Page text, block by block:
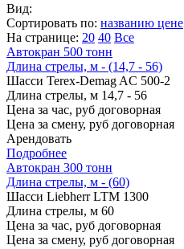
Вид:
Сортировать по: названию цене
На странице: 20 40 Все
Автокран 500 тонн
Длина стрелы, м - (14,7 - 56)
Шасси Terex-Demag AC 500-2
Длина стрелы, м 14,7 - 56
Цена за час, руб договорная
Цена за смену, руб договорная
Арендовать
Подробнее
Автокран 300 тонн
Длина стрелы, м - (60)
Шасси Liebherr LTM 1300
Длина стрелы, м 60
Цена за час, руб договорная
Цена за смену, руб договорная